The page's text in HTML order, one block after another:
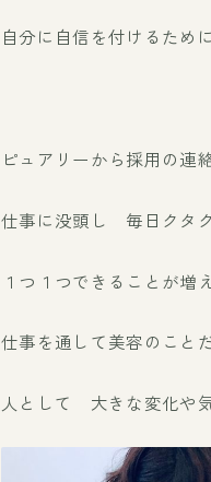
自分に自信を付けるため
ピュアリーから採用の連
仕事に没頭し 毎日クタ
１つ１つできることが増
仕事を通して美容のこと
人として 大きな変化や